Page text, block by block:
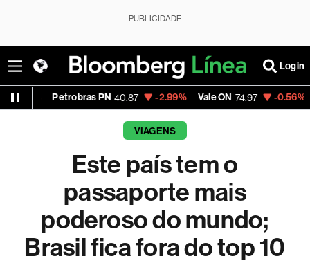
PUBLICIDADE
Login
Petrobras PN 40.87 -2.99% Vale ON 74.97 -0.56% Itaú PN
VIAGENS
Este país tem o
passaporte mais
poderoso do mundo;
Brasil fica fora do top 10